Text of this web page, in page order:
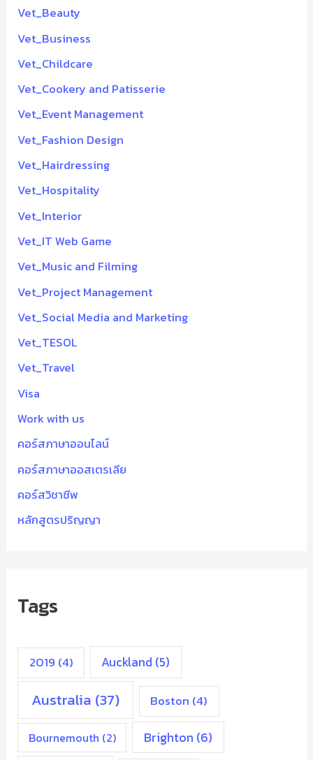
Vet_Beauty
Vet_Business
Vet_Childcare
Vet_Cookery and Patisserie
Vet_Event Management
Vet_Fashion Design
Vet_Hairdressing
Vet_Hospitality
Vet_Interior
Vet_IT Web Game
Vet_Music and Filming
Vet_Project Management
Vet_Social Media and Marketing
Vet_TESOL
Vet_Travel
Visa
Work with us
คอร์สภาษาออนไลน์
คอร์สภาษาออสเตรเลีย
คอร์สวิชาชีพ
หลักสูตรปริญญา
Tags
2019 (4) Auckland (5)
Australia (37) Boston (4)
Bournemouth (2) Brighton (6)